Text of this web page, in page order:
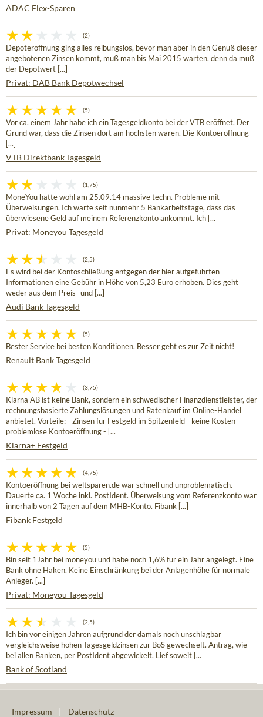
ADAC Flex-Sparen
(2)
Depoteröffnung ging alles reibungslos, bevor man aber in den Genuß dieser
angebotenen Zinsen kommt, muß man bis Mai 2015 warten, denn da muß
der Depotwert [...]
Privat: DAB Bank Depotwechsel
(5)
Vor ca. einem Jahr habe ich ein Tagesgeldkonto bei der VTB eröffnet. Der
Grund war, dass die Zinsen dort am höchsten waren. Die Kontoeröffnung
[...]
VTB Direktbank Tagesgeld
(1,75)
MoneYou hatte wohl am 25.09.14 massive techn. Probleme mit
Überweisungen. Ich warte seit nunmehr 5 Bankarbeitstage, dass das
überwiesene Geld auf meinem Referenzkonto ankommt. Ich [...]
Privat: Moneyou Tagesgeld
(2,5)
Es wird bei der Kontoschließung entgegen der hier aufgeführten
Informationen eine Gebühr in Höhe von 5,23 Euro erhoben. Dies geht
weder aus dem Preis- und [...]
Audi Bank Tagesgeld
(5)
Bester Service bei besten Konditionen. Besser geht es zur Zeit nicht!
Renault Bank Tagesgeld
(3,75)
Klarna AB ist keine Bank, sondern ein schwedischer Finanzdienstleister, der
rechnungsbasierte Zahlungslösungen und Ratenkauf im Online-Handel
anbietet. Vorteile: - Zinsen für Festgeld im Spitzenfeld - keine Kosten -
problemlose Kontoeröffnung - [...]
Klarna+ Festgeld
(4,75)
Kontoeröffnung bei weltsparen.de war schnell und unproblematisch.
Dauerte ca. 1 Woche inkl. PostIdent. Überweisung vom Referenzkonto war
innerhalb von 2 Tagen auf dem MHB-Konto. Fibank [...]
Fibank Festgeld
(5)
Bin seit 1Jahr bei moneyou und habe noch 1,6% für ein Jahr angelegt. Eine
Bank ohne Haken. Keine Einschränkung bei der Anlagenhöhe für normale
Anleger. [...]
Privat: Moneyou Tagesgeld
(2,5)
Ich bin vor einigen Jahren aufgrund der damals noch unschlagbar
vergleichsweise hohen Tagesgeldzinsen zur BoS gewechselt. Antrag, wie
bei allen Banken, per PostIdent abgewickelt. Lief soweit [...]
Bank of Scotland
Impressum Datenschutz